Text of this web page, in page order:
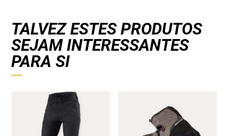
TALVEZ ESTES PRODUTOS
SEJAM INTERESSANTES
PARA SI